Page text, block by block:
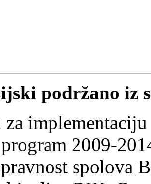
podržano iz
za
2009-
spolova